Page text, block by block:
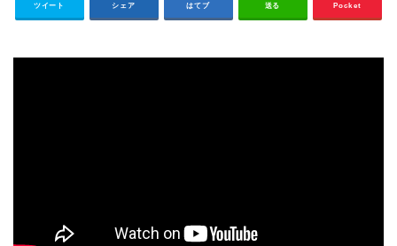
ツイート シェア はてブ 送る Pocket